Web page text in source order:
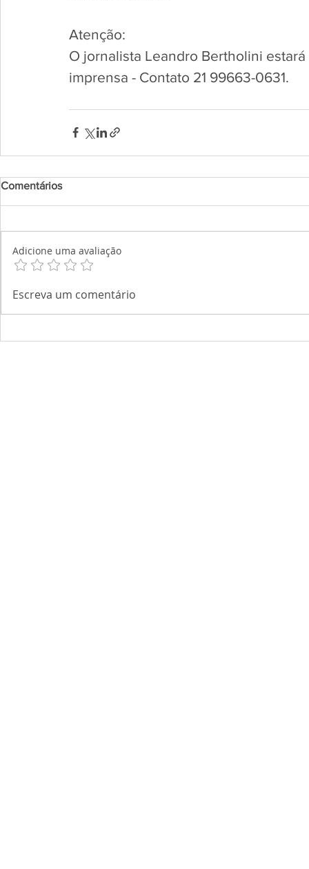
Atenção:
O jornalista Leandro Bertholini
imprensa - Contato 21 99663-0631.
Comentários
Adicione uma avaliação
Escreva um comentário